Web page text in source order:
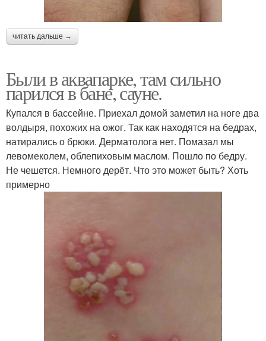
читать дальше →
Были в аквапарке, там сильно
парился в бане, сауне.
Купался в бассейне. Приехал домой заметил на ноге два
волдыря, похожих на ожог. Так как находятся на бедрах,
натирались о брюки. Дерматолога нет. Помазал мы
левомеколем, облепиховым маслом. Пошло по бедру.
Не чешется. Немного дерёт. Что это может быть? Хоть
примерно